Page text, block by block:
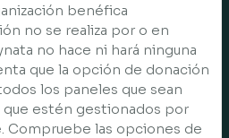
benéfica
no se realiza por o en
no hace ni hará ninguna
que la opción de donación
los paneles que sean
estén gestionados por
Compruebe las opciones de